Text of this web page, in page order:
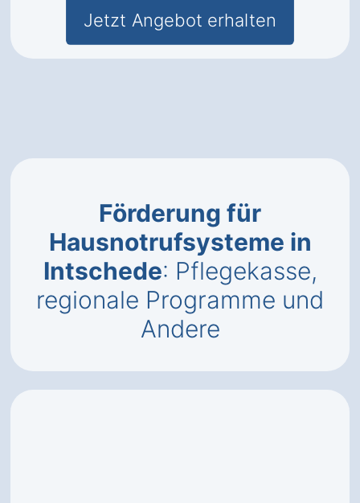
Jetzt Angebot erhalten
Förderung für
Hausnotrufsysteme in
Intschede: Pflegekasse,
regionale Programme und
Andere